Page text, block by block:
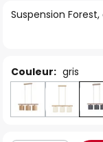
ofSuspension
Couleur: gris